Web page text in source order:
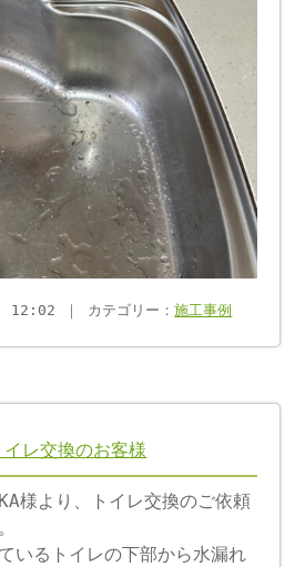
12:02 ｜ カテゴリー：施工事例
レ交換のお客様
様より、トイレ交換のご依頼
いるトイレの下部から水漏れ